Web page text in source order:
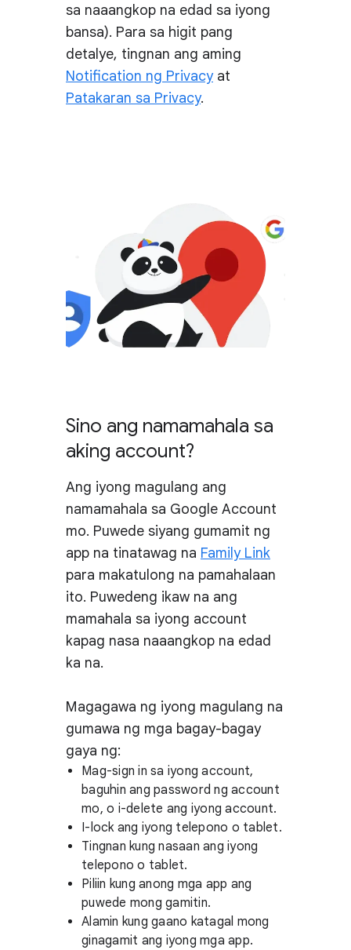
sa naaangkop na edad sa iyong
bansa). Para sa higit pang
detalye, tingnan ang aming
Notification ng Privacyat
Patakaran sa Privacy.
Sino ang namamahala sa
aking account?
Ang iyong magulang ang
namamahala sa Google Account
mo. Puwede siyang gumamit ng
app na tinatawag na Family Link
para makatulong na pamahalaan
ito. Puwedeng ikaw na ang
mamahala sa iyong account
kapag nasa naaangkop na edad
ka na.
Magagawa ng iyong magulang na
gumawa ng mga bagay-bagay
gaya ng:
Mag-sign in sa iyong account,
baguhin ang password ng account
mo, o i-delete ang iyong account.
I-lock ang iyong telepono o tablet.
Tingnan kung nasaan ang iyong
telepono o tablet.
Piliin kung anong mga app ang
puwede mong gamitin.
Alamin kung gaano katagal mong
ginagamit ang iyong mga app.